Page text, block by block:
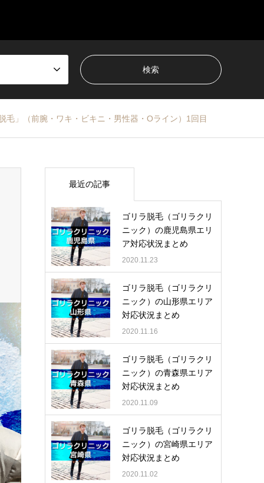
」（前腕・ワキ・ビキニ・男性器・Oライン）1回目
最近の記事
ゴリラ脱毛（ゴリラクリ
ニック）の鹿児島県エリ
ア対応状況まとめ
2020.11.23
ゴリラ脱毛（ゴリラクリ
ニック）の山形県エリア
対応状況まとめ
2020.11.16
ゴリラ脱毛（ゴリラクリ
ニック）の青森県エリア
対応状況まとめ
2020.11.09
ゴリラ脱毛（ゴリラクリ
ニック）の宮崎県エリア
対応状況まとめ
2020.11.02